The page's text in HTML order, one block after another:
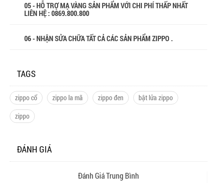
05 - HỖ TRỢ MẠ VÀNG SẢN PHẨM VỚI CHI PHÍ THẤP NHẤT
LIÊN HỆ : 0869.800.800
06 - NHẬN SỬA CHỮA TẤT CẢ CÁC SẢN PHẨM ZIPPO .
TAGS
zippo cổ zippo la mã zippo đen
bật lửa zippo
zippo
ĐÁNH GIÁ
Đánh Giá Trung Bình